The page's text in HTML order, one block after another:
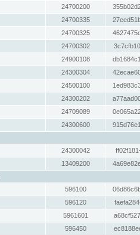
24700200
24700335
24700325
24700302
24900108
24300304
24500100
24300202
24709089
24300600
24300042
13409200
596100
596120
5961601
596450